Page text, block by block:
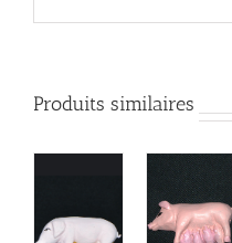
Produits similaires